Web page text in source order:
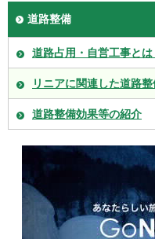
道路整備
道路占用・自営工事とは
リニアに関連した道路
道路整備効果等の紹介